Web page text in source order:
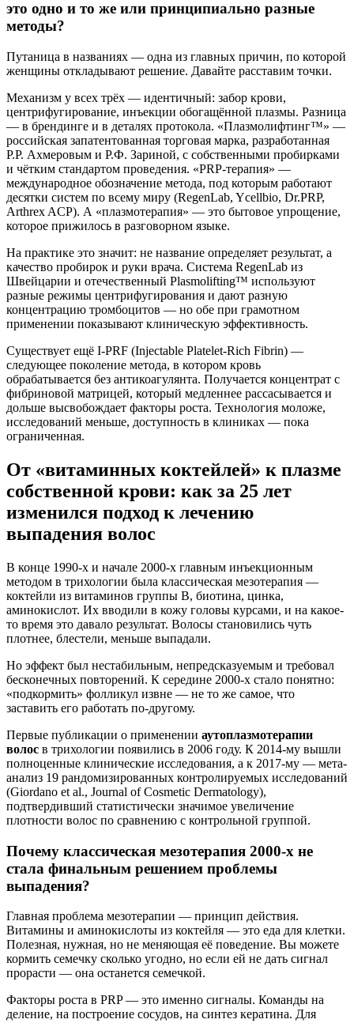
это одно и то же или принципиально разные
методы?
Путаница в названиях — одна из главных причин, по которой
женщины откладывают решение. Давайте расставим точки.
Механизм у всех трёх — идентичный: забор крови,
центрифугирование, инъекции обогащённой плазмы. Разница
— в брендинге и в деталях протокола. «Плазмолифтинг™» —
российская запатентованная торговая марка, разработанная
Р.Р. Ахмеровым и Р.Ф. Зариной, с собственными пробирками
и чётким стандартом проведения. «PRP-терапия» —
международное обозначение метода, под которым работают
десятки систем по всему миру (RegenLab, Ycellbio, Dr.PRP,
Arthrex ACP). А «плазмотерапия» — это бытовое упрощение,
которое прижилось в разговорном языке.
На практике это значит: не название определяет результат, а
качество пробирок и руки врача. Система RegenLab из
Швейцарии и отечественный Plasmolifting™ используют
разные режимы центрифугирования и дают разную
концентрацию тромбоцитов — но обе при грамотном
применении показывают клиническую эффективность.
Существует ещё I-PRF (Injectable Platelet-Rich Fibrin) —
следующее поколение метода, в котором кровь
обрабатывается без антикоагулянта. Получается концентрат с
фибриновой матрицей, который медленнее рассасывается и
дольше высвобождает факторы роста. Технология моложе,
исследований меньше, доступность в клиниках — пока
ограниченная.
От «витаминных коктейлей» к плазме
собственной крови: как за 25 лет
изменился подход к лечению
выпадения волос
В конце 1990-х и начале 2000-х главным инъекционным
методом в трихологии была классическая мезотерапия —
коктейли из витаминов группы B, биотина, цинка,
аминокислот. Их вводили в кожу головы курсами, и на какое-
то время это давало результат. Волосы становились чуть
плотнее, блестели, меньше выпадали.
Но эффект был нестабильным, непредсказуемым и требовал
бесконечных повторений. К середине 2000-х стало понятно:
«подкормить» фолликул извне — не то же самое, что
заставить его работать по-другому.
Первые публикации о применении аутоплазмотерапии
волос в трихологии появились в 2006 году. К 2014-му вышли
полноценные клинические исследования, а к 2017-му — мета-
анализ 19 рандомизированных контролируемых исследований
(Giordano et al., Journal of Cosmetic Dermatology),
подтвердивший статистически значимое увеличение
плотности волос по сравнению с контрольной группой.
Почему классическая мезотерапия 2000-х не
стала финальным решением проблемы
выпадения?
Главная проблема мезотерапии — принцип действия.
Витамины и аминокислоты из коктейля — это еда для клетки.
Полезная, нужная, но не меняющая её поведение. Вы можете
кормить семечку сколько угодно, но если ей не дать сигнал
прорасти — она останется семечкой.
Факторы роста в PRP — это именно сигналы. Команды на
деление, на построение сосудов, на синтез кератина. Для